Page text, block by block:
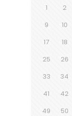
1 2
9
10
17
18
25
26
33
34
41
42
49
50